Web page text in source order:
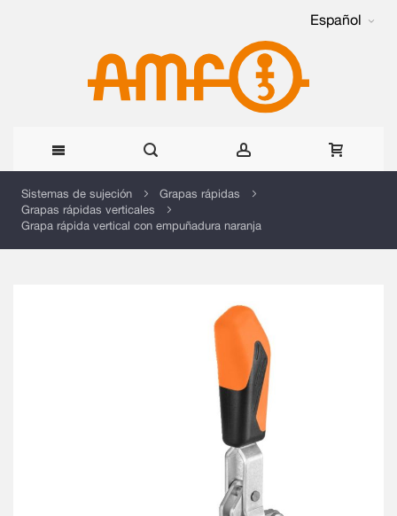
Español
al
Sistemas de sujeción
Grapas rápidas
Grapas rápidas verticales
Grapa rápida vertical con empuñadura naranja